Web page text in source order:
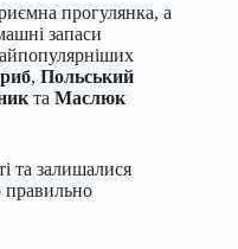
прогулянка, а
запаси
, Польський
та Маслюк
та залишалися